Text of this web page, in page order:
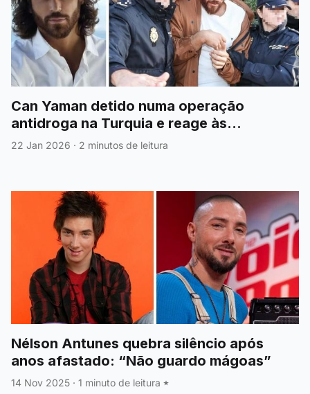
Can Yaman detido numa operação
antidroga na Turquia e reage às
acusações
22 Jan 2026 · 2 minutos de leitura
Nélson Antunes quebra silêncio após
anos afastado: “Não guardo mágoas”
14 Nov 2025 · 1 minuto de leitura